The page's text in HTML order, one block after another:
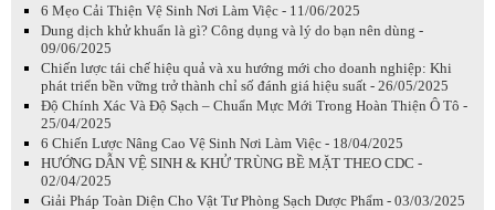
6 Mẹo Cải Thiện Vệ Sinh Nơi Làm Việc - 11/06/2025
Dung dịch khử khuẩn là gì? Công dụng và lý do bạn nên dùng -
09/06/2025
Chiến lược tái chế hiệu quả và xu hướng mới cho doanh nghiệp: Khi
phát triển bền vững trở thành chỉ số đánh giá hiệu suất - 26/05/2025
Độ Chính Xác Và Độ Sạch – Chuẩn Mực Mới Trong Hoàn Thiện Ô Tô -
25/04/2025
6 Chiến Lược Nâng Cao Vệ Sinh Nơi Làm Việc - 18/04/2025
HƯỚNG DẪN VỆ SINH & KHỬ TRÙNG BỀ MẶT THEO CDC -
02/04/2025
Giải Pháp Toàn Diện Cho Vật Tư Phòng Sạch Dược Phẩm - 03/03/2025